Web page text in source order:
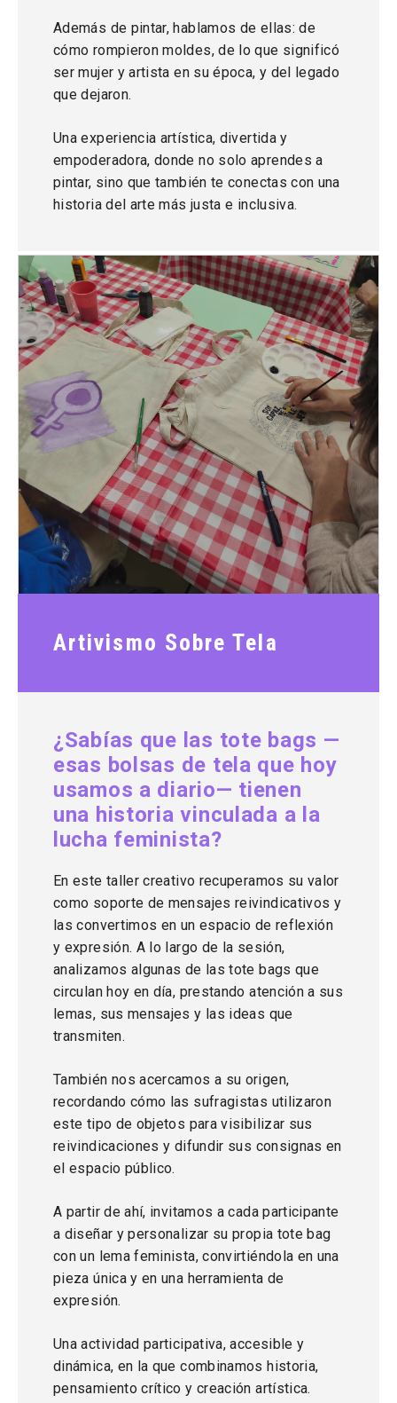
Además de pintar, hablamos de ellas: de
cómo rompieron moldes, de lo que significó
ser mujer y artista en su época, y del legado
que dejaron.
Una experiencia artística, divertida y
empoderadora, donde no solo aprendes a
pintar, sino que también te conectas con una
historia del arte más justa e inclusiva.
Artivismo Sobre Tela
¿Sabías que las tote bags —
esas bolsas de tela que hoy
usamos a diario— tienen
una historia vinculada a la
lucha feminista?
En este taller creativo recuperamos su valor
como soporte de mensajes reivindicativos y
las convertimos en un espacio de reflexión
y expresión. A lo largo de la sesión,
analizamos algunas de las tote bags que
circulan hoy en día, prestando atención a sus
lemas, sus mensajes y las ideas que
transmiten.
También nos acercamos a su origen,
recordando cómo las sufragistas utilizaron
este tipo de objetos para visibilizar sus
reivindicaciones y difundir sus consignas en
el espacio público.
A partir de ahí, invitamos a cada participante
a diseñar y personalizar su propia tote bag
con un lema feminista, convirtiéndola en una
pieza única y en una herramienta de
expresión.
Una actividad participativa, accesible y
dinámica, en la que combinamos historia,
pensamiento crítico y creación artística.